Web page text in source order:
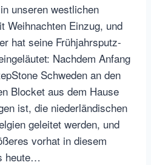
unseren westlichen
Weihnachten Einzug, und
hat seine Frühjahrsputz-
Nachdem Anfang
Schweden an den
Blocket aus dem Hause
ist, die niederländischen
geleitet werden, und
vorhat in diesem
heute…